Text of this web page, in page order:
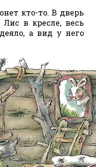
кто-то. В дверь
в кресле, весь
а вид у него